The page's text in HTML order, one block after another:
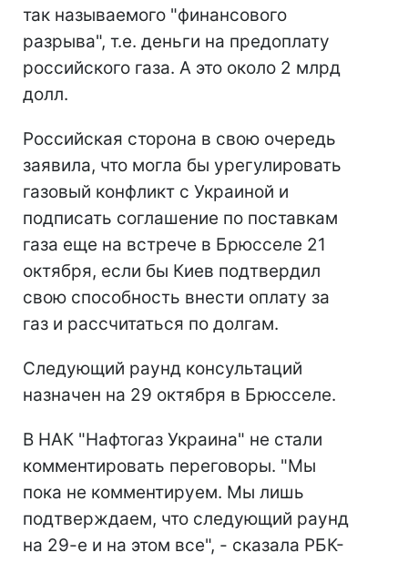
так называемого "финансового
разрыва", т.е. деньги на предоплату
российского газа. А это около 2 млрд
долл.
Российская сторона в свою очередь
заявила, что могла бы урегулировать
газовый конфликт с Украиной и
подписать соглашение по поставкам
газа еще на встрече в Брюсселе 21
октября, если бы Киев подтвердил
свою способность внести оплату за
газ и рассчитаться по долгам.
Следующий раунд консультаций
назначен на 29 октября в Брюсселе.
В НАК "Нафтогаз Украина" не стали
комментировать переговоры. "Мы
пока не комментируем. Мы лишь
подтверждаем, что следующий раунд
на 29-е и на этом все", - сказала РБК-